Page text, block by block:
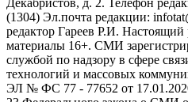
(1304) Эл.почта редакции:
редактор Гареев Р.И. Настоящий
материалы 16+. СМИ
службой по надзору в сфере
технологий и массовых
ЭЛ № ФС 77 - 77652 от